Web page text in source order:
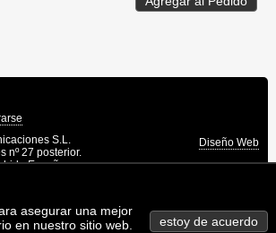
asegurar una mejor
en nuestro sitio web.
S.L.
nº 27 posterior.
- España
Diseño Web